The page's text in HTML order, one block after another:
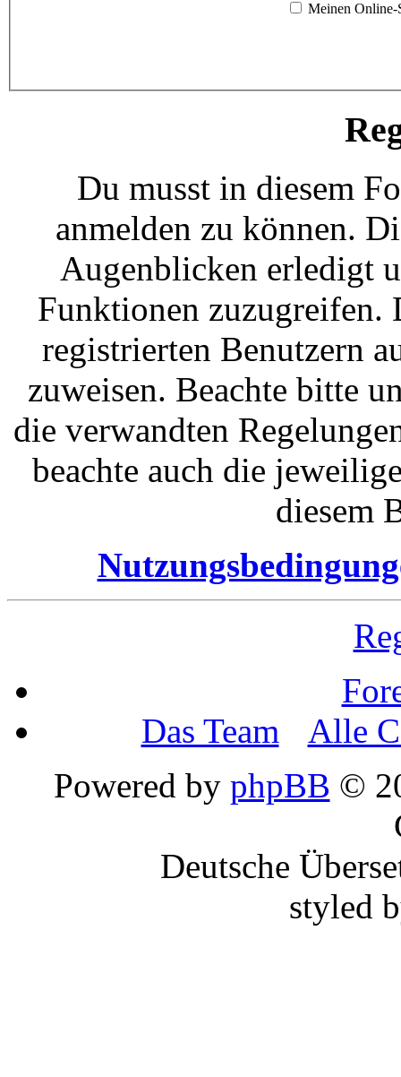
Meinen Online-
Du musst in diesem
anmelden zu können.
Augenblicken erledigt
Funktionen
registrierten Benutzern
zuweisen. Beachte bitte
die verwandten
beachte auch die
diesem
Das Team
Alle
Powered by phpBB ©
Deutsche
styled